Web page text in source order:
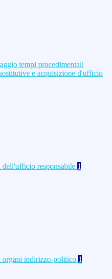
tempi procedimentali
e acquisizione d'ufficio
dell'ufficio responsabile 1
organi indirizzo-politico 1